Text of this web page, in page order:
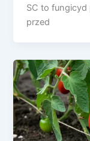
SC to
przed